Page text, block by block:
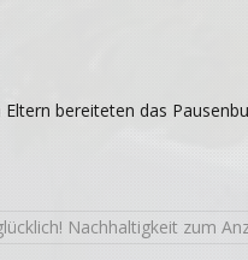
bereiteten das
Nachhaltigkeit zum